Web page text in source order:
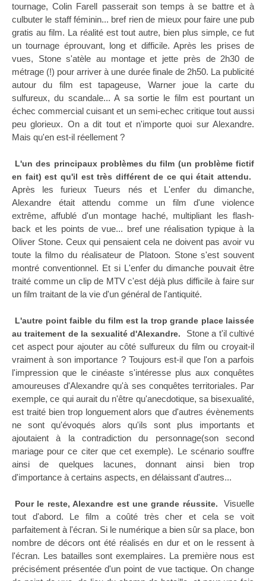
tournage, Colin Farell passerait son temps à se battre et à
culbuter le staff féminin... bref rien de mieux pour faire une pub
gratis au film. La réalité est tout autre, bien plus simple, ce fut
un tournage éprouvant, long et difficile. Après les prises de
vues, Stone s'atèle au montage et jette près de 2h30 de
métrage (!) pour arriver à une durée finale de 2h50. La publicité
autour du film est tapageuse, Warner joue la carte du
sulfureux, du scandale... A sa sortie le film est pourtant un
échec commercial cuisant et un semi-echec critique tout aussi
peu glorieux. On a dit tout et n'importe quoi sur Alexandre.
Mais qu'en est-il réellement ?
L'un des principaux problèmes du film (un problème fictif
en fait) est qu'il est très différent de ce qui était attendu.
Après les furieux Tueurs nés et L'enfer du dimanche,
Alexandre était attendu comme un film d'une violence
extrême, affublé d'un montage haché, multipliant les flash-
back et les points de vue... bref une réalisation typique à la
Oliver Stone. Ceux qui pensaient cela ne doivent pas avoir vu
toute la filmo du réalisateur de Platoon. Stone s'est souvent
montré conventionnel. Et si L'enfer du dimanche pouvait être
traité comme un clip de MTV c'est déjà plus difficile à faire sur
un film traitant de la vie d'un général de l'antiquité.
L'autre point faible du film est la trop grande place laissée
au traitement de la sexualité d'Alexandre.
Stone a t'il cultivé
cet aspect pour ajouter au côté sulfureux du film ou croyait-il
vraiment à son importance ? Toujours est-il que l'on a parfois
l'impression que le cinéaste s'intéresse plus aux conquêtes
amoureuses d'Alexandre qu'à ses conquêtes territoriales. Par
exemple, ce qui aurait du n'être qu'anecdotique, sa bisexualité,
est traité bien trop longuement alors que d'autres évènements
ne sont qu'évoqués alors qu'ils sont plus importants et
ajoutaient à la contradiction du personnage(son second
mariage pour ce citer que cet exemple). Le scénario souffre
ainsi de quelques lacunes, donnant ainsi bien trop
d'importance à certains aspects, en délaissant d'autres...
Pour le reste, Alexandre est une grande réussite.
Visuelle
tout d'abord. Le film a coûté très cher et cela se voit
parfaitement à l'écran. Si le numérique a bien sûr sa place, bon
nombre de décors ont été réalisés en dur et on le ressent à
l'écran. Les batailles sont exemplaires. La première nous est
précisément présentée d'un point de vue tactique. On change